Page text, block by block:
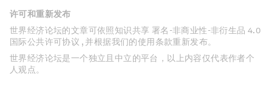
许可和重新发布
世界经济论坛的文章可依照知识共享 署名-非商业性-非衍生品 4.0
国际公共许可协议 , 并根据我们的使用条款重新发布。
世界经济论坛是一个独立且中立的平台，以上内容仅代表作者个
人观点。